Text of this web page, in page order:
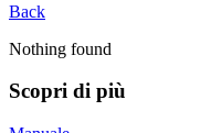
Back
Nothing found
Scopri di più